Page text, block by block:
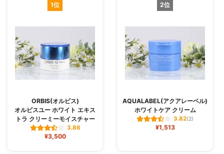
1位
ORBIS(オルビス)
オルビスユー ホワイト エキス
トラ クリーミーモイスチャー
3.86
¥3,500
2位
AQUALABEL(アクアレーベル)
ホワイトケア クリーム
3.82(2)
¥1,513